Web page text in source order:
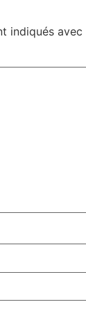
indiqués avec